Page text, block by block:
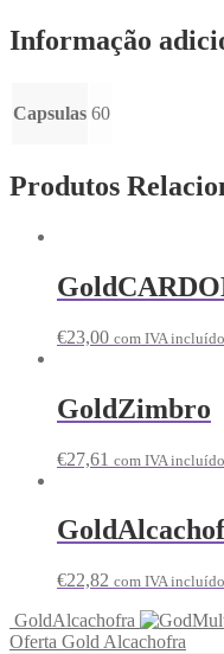
Informação
Capsulas 60
Produtos
€23,00 com IVA incluído
GoldZimbro
€27,61 com IVA incluído
€22,82 com IVA incluído
GoldAlcachofra
Oferta Gold Alcachofra